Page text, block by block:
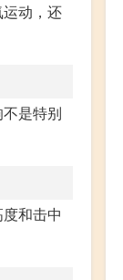
动，还
是特别
和击中